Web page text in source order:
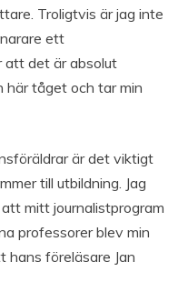
Troligtvis är jag inte
ett
att det är absolut
här tåget och tar min
är det viktigt
till utbildning. Jag
mitt journalistprogram
professorer blev min
hans föreläsare Jan